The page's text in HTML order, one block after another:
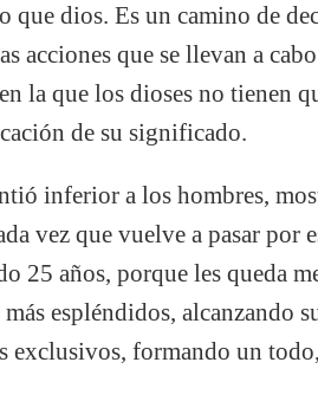
que dios. Es un camino de
acciones que se llevan a
la que los dioses no tienen
de su significado.
inferior a los hombres,
vez que vuelve a pasar por
25 años, porque les queda
espléndidos, alcanzando
exclusivos, formando un